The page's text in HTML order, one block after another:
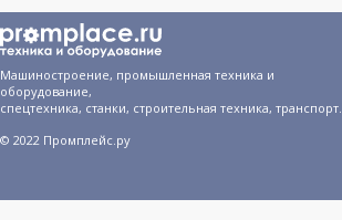
Машиностроение, промышленная техника и
оборудование,
спецтехника, станки, строительная техника, транспорт.
© 2022 Промплейс.ру